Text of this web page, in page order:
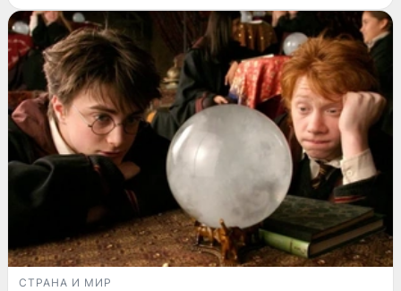
СТРАНА И МИР